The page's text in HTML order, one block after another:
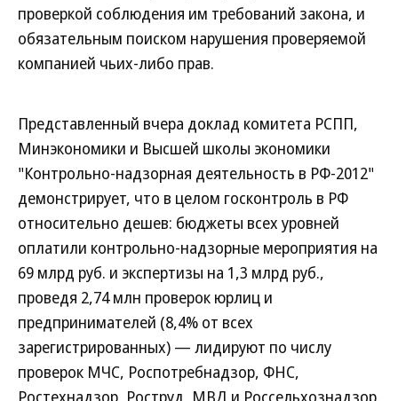
проверкой соблюдения им требований закона, и
обязательным поиском нарушения проверяемой
компанией чьих-либо прав.
Представленный вчера доклад комитета РСПП,
Минэкономики и Высшей школы экономики
"Контрольно-надзорная деятельность в РФ-2012"
демонстрирует, что в целом госконтроль в РФ
относительно дешев: бюджеты всех уровней
оплатили контрольно-надзорные мероприятия на
69 млрд руб. и экспертизы на 1,3 млрд руб.,
проведя 2,74 млн проверок юрлиц и
предпринимателей (8,4% от всех
зарегистрированных) — лидируют по числу
проверок МЧС, Роспотребнадзор, ФНС,
Ростехнадзор, Роструд, МВД и Россельхознадзор.